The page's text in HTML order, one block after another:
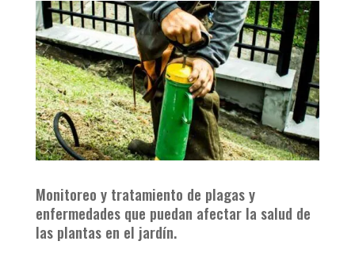
Monitoreo y tratamiento de plagas y
enfermedades que puedan afectar la salud de
las plantas en el jardín.